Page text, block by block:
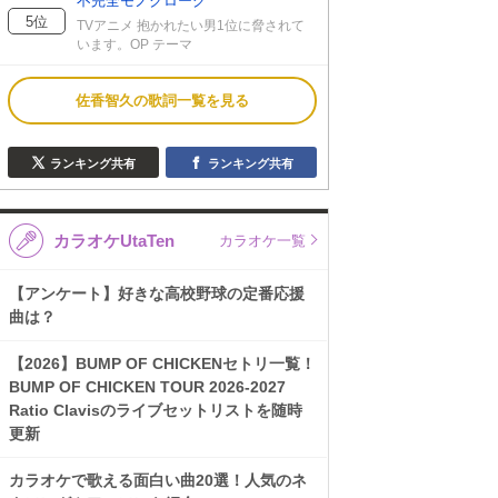
5位
TVアニメ 抱かれたい男1位に脅されて
います。OP テーマ
佐香智久の歌詞一覧を見る
ランキング共有 ランキング共有
カラオケUtaTen カラオケ一覧
【アンケート】好きな高校野球の定番応援
曲は？
【2026】BUMP OF CHICKENセトリ一覧！
BUMP OF CHICKEN TOUR 2026-2027
Ratio Clavisのライブセットリストを随時
更新
カラオケで歌える面白い曲20選！人気のネ